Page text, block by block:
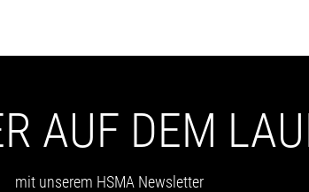
AUF DEM
mit unserem HSMA Newsletter